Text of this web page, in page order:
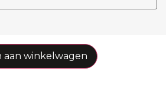
aan winkelwagen